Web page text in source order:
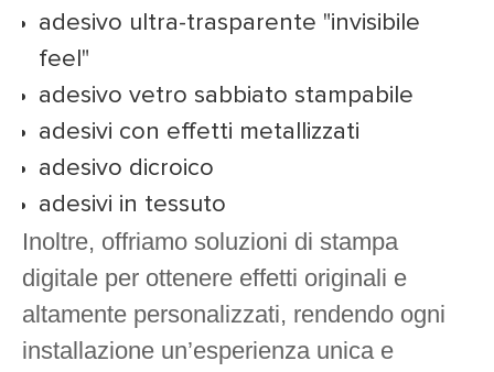
adesivo ultra-trasparente "invisibile
feel"
adesivo vetro sabbiato stampabile
adesivi con effetti metallizzati
adesivo dicroico
adesivi in tessuto
Inoltre, offriamo soluzioni di stampa
digitale per ottenere effetti originali e
altamente personalizzati, rendendo ogni
installazione un’esperienza unica e